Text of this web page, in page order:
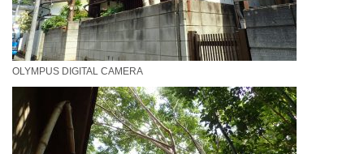
OLYMPUS DIGITAL CAMERA